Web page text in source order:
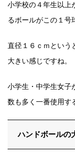
小学校の４年生以上
るボールがこの１号
直径１６ｃｍという
大きい感じですね。
小学生・中学生女子
数も多く一番使用す
ハンドボール